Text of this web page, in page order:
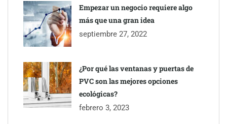
Empezar un negocio requiere algo
más que una gran idea
septiembre 27, 2022
¿Por qué las ventanas y puertas de
PVC son las mejores opciones
ecológicas?
febrero 3, 2023